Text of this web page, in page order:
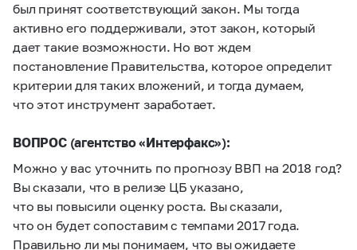
был принят соответствующий закон. Мы тогда
активно его поддерживали, этот закон, который
дает такие возможности. Но вот ждем
постановление Правительства, которое определит
критерии для таких вложений, и тогда думаем,
что этот инструмент заработает.
ВОПРОС (агентство «Интерфакс»):
Можно у вас уточнить по прогнозу ВВП на 2018 год?
Вы сказали, что в релизе ЦБ указано,
что вы повысили оценку роста. Вы сказали,
что он будет сопоставим с темпами 2017 года.
Правильно ли мы понимаем, что вы ожидаете